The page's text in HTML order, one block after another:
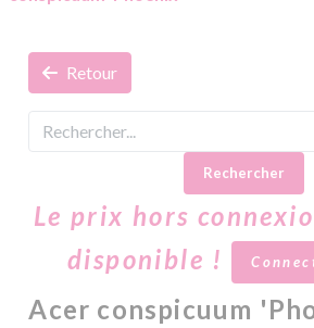
Retour
Rechercher
Le prix hors
disponible !
Acer conspicuum